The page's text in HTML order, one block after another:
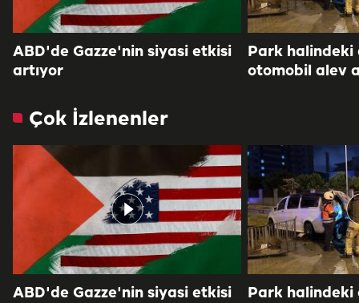
ABD'de Gazze'nin siyasi etkisi
artıyor
Park halindeki
otomobil alev
Çok İzlenenler
ABD'de Gazze'nin siyasi etkisi
Park halindeki